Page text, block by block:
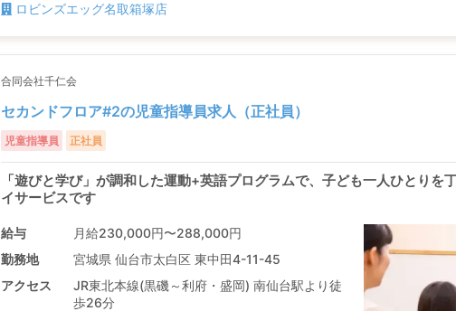
ロビンズエッグ名取箱塚店
合同会社千仁会
セカンドフロア#2の児童指導員求人（正社員）
児童指導員 正社員
「遊びと学び」が調和した運動+英語プログラムで、子ども一人ひとりを
イサービスです
給与
月給230,000円〜288,000円
勤務地
宮城県 仙台市太白区 東中田4-11-45
アクセス
JR東北本線(黒磯～利府・盛岡) 南仙台駅より徒
歩26分